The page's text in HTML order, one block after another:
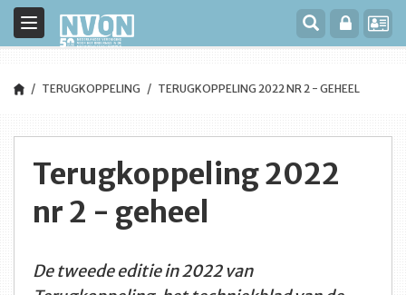
Toggle
navigation
TERUGKOPPELING TERUGKOPPELING 2022 NR 2 - GEHEEL
Terugkoppeling 2022
nr 2 - geheel
De tweede editie in 2022 van